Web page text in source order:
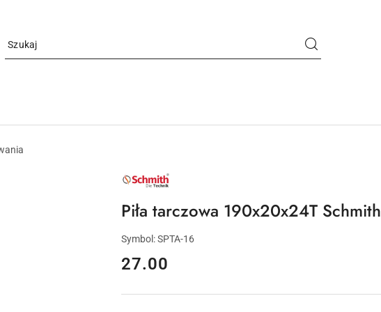
NAZWA
PRODUCENTA:
Piła tarczowa 190x20x24T Schmith
Symbol:SPTA-16
cena:
27.00